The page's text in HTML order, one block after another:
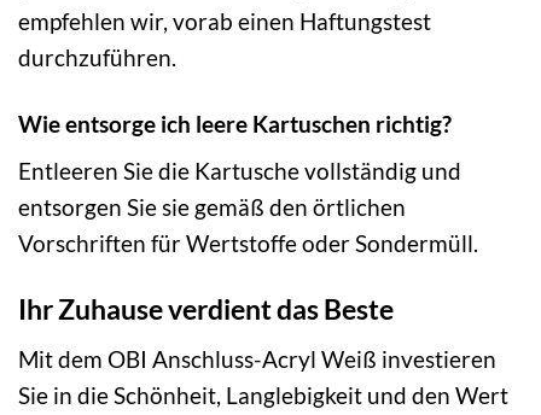
empfehlen wir, vorab einen Haftungstest
durchzuführen.
Wie entsorge ich leere Kartuschen richtig?
Entleeren Sie die Kartusche vollständig und
entsorgen Sie sie gemäß den örtlichen
Vorschriften für Wertstoffe oder Sondermüll.
Ihr Zuhause verdient das Beste
Mit dem OBI Anschluss-Acryl Weiß investieren
Sie in die Schönheit, Langlebigkeit und den Wert